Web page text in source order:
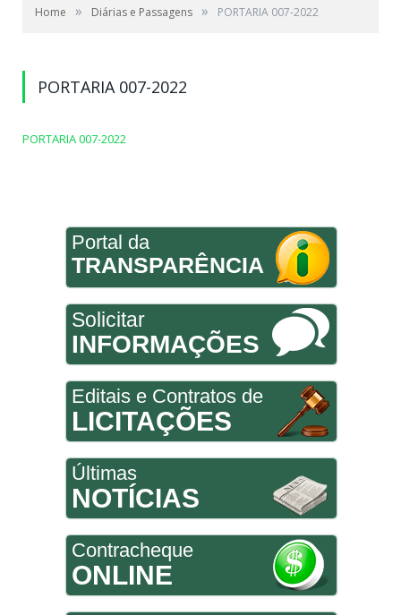
Home » Diárias e Passagens » PORTARIA 007-2022
PORTARIA 007-2022
PORTARIA 007-2022
Portal da
TRANSPARÊNCIA
Solicitar
INFORMAÇÕES
Editais e Contratos de
LICITAÇÕES
Últimas
NOTÍCIAS
Contracheque
ONLINE